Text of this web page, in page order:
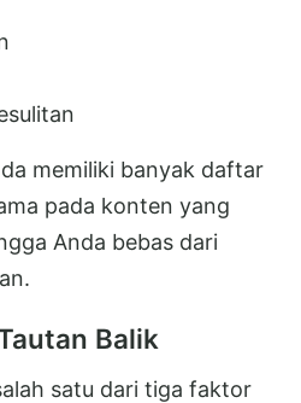
memiliki banyak daftar
pada konten yang
Anda bebas dari
Balik
satu dari tiga faktor